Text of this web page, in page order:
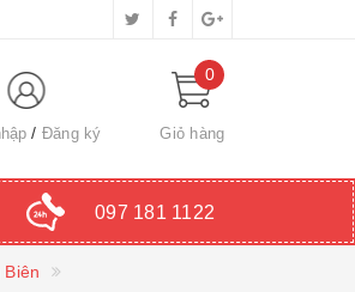
Đăng ký
0
Giỏ hàng
097 181 1122